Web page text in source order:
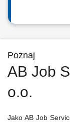
Poznaj
AB Job
o.o.
Jako AB Job